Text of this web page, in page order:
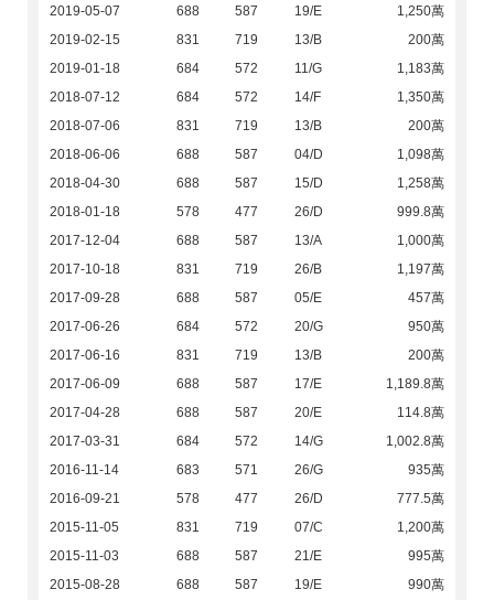
2019-05-07 688 587 19/E
1,250萬
2019-02-15
831 719 13/B
200萬
2019-01-18
684 572 11/G
1,183萬
2018-07-12
684 572 14/F
1,350萬
2018-07-06
831 719 13/B
200萬
2018-06-06
688 587 04/D
1,098萬
2018-04-30
688 587 15/D
1,258萬
2018-01-18
578 477 26/D
999.8萬
2017-12-04
688 587 13/A
1,000萬
2017-10-18
831 719 26/B
1,197萬
2017-09-28
688 587 05/E
457萬
2017-06-26
684 572 20/G
950萬
2017-06-16
831 719 13/B
200萬
2017-06-09
688 587 17/E
1,189.8萬
2017-04-28
688 587 20/E
114.8萬
2017-03-31
684 572 14/G
1,002.8萬
2016-11-14
683 571 26/G
935萬
2016-09-21
578 477 26/D
777.5萬
2015-11-05
831 719 07/C
1,200萬
2015-11-03
688 587 21/E
995萬
2015-08-28
688 587 19/E
990萬